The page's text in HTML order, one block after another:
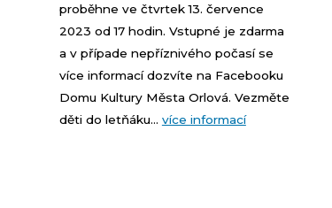
proběhne ve čtvrtek 13. července
2023 od 17 hodin. Vstupné je zdarma
a v případe nepříznivého počasí se
více informací dozvíte na Facebooku
Domu Kultury Města Orlová. Vezměte
děti do letňáku... více informací